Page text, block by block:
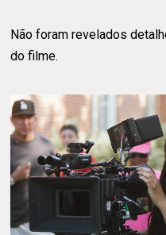
Não foram revelados
do filme.